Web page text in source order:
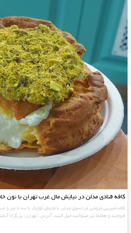
کافه قنادی مدلن در نیایش مال غرب تهران با نون
کافه شیرینی فروشی فرانسوی مدلن با محیطی کوچک با سه تا میز و
فروشند و همانجا نیز میتوانید میل کنید. آدرس : تهران ، بزرگراه